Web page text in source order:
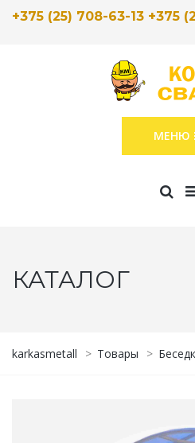
+375 (25) 708-63-13 +375
МЕНЮ
КАТАЛОГ
karkasmetall > Товары >